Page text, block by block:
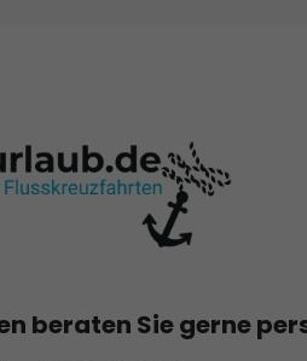
beraten Sie gerne